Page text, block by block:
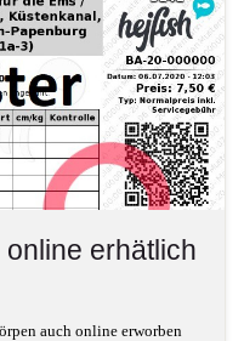
erhätlich
auch online erworben